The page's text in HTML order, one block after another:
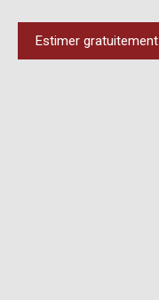
Estimer gratuitement